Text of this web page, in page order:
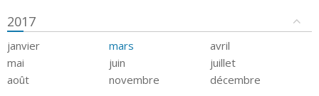
2017
janvier mars
avril
mai
juin
juillet
août
novembre décembre